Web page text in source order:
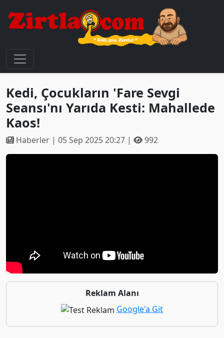
Kedi, Çocukların 'Fare Sevgi
Seansı'nı Yarıda Kesti: Mahallede
Kaos!
Haberler | 05 Sep 2025 20:27 | 992
Reklam Alanı
Google'a Git